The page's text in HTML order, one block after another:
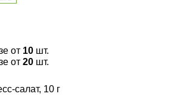
от 10 шт.
от 20 шт.
салат, 10 г
«Рязаночка»
лист» кристаллические
кашпо